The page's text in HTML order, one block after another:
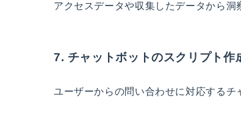
アクセスデータや収集したデータから洞
7. チャットボットのスクリプト作
ユーザーからの問い合わせに対応するチ